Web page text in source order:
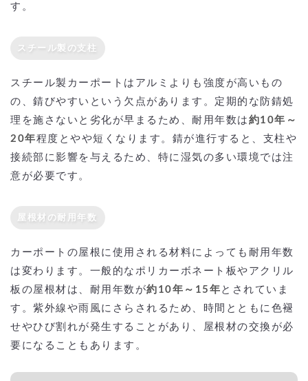
す。
スチール製 の支柱
スチール製カーポートはアルミよりも強度が高いもの
の、錆びやすいという欠点があります。定期的な防錆処
理を施さないと劣化が早まるため、耐用年数は 約10年～
20年程度とやや短くなります。錆が進行すると、支柱や
接続部に影響を与えるため、特に湿気の多い環境では注
意が必要です。
屋根材の耐用年数
カーポートの屋根に使用される材料によっても耐用年数
は変わります。一般的なポリカーボネート板やアクリル
板の屋根材は、耐用年数が約10年～15年 とされていま
す。紫外線や雨風にさらされるため、時間とともに色褪
せやひび割れが発生することがあり、屋根材の交換が必
要になることもあります。